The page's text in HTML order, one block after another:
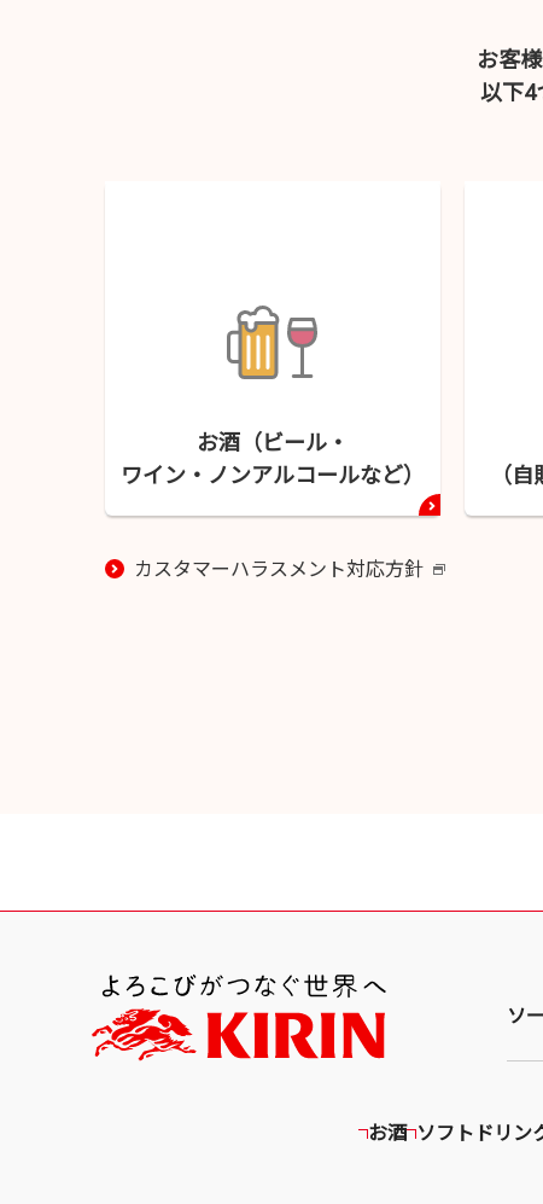
お客
以下4
お酒（ビール・
ワイン・ ノンアルコールなど）
（
カスタマーハラスメント対応方針 新
ソ
お酒 ソフトドリン